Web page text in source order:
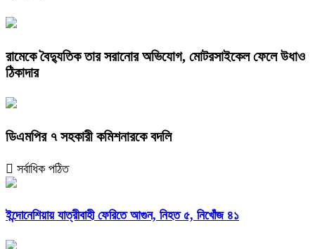
রামেকে বৈদ্যুতিক তার সরানোর অভিযোগ, মোটরসাইকেল ফেলে উধাও
ঠিকাদার
ডিএমপির ৭ সহকারী কমিশনারকে বদলি
সর্বাধিক পঠিত
ইন্দোনেশিয়ায় যাত্রীবাহী ফেরিতে আগুন, নিহত ৫, নিখোঁজ ৪১